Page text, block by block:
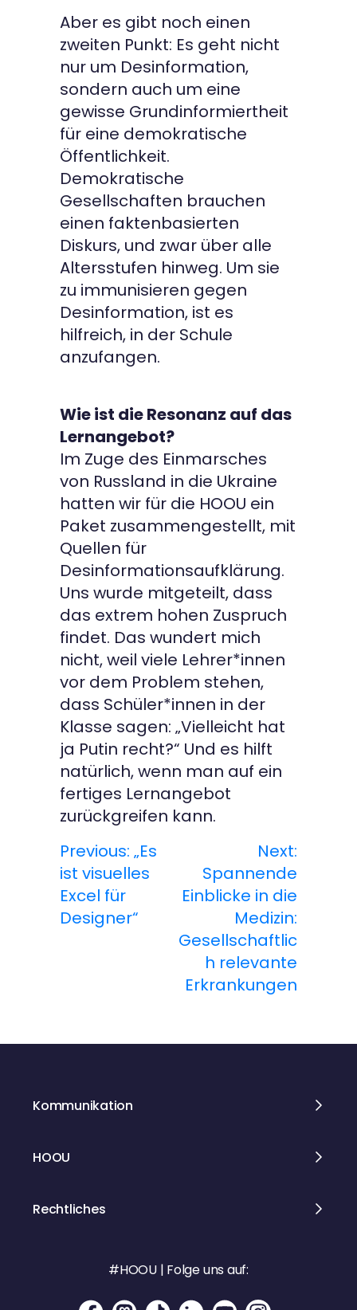
Aber es gibt noch einen
zweiten Punkt: Es geht nicht
nur um Desinformation,
sondern auch um eine
gewisse Grundinformiertheit
für eine demokratische
Öffentlichkeit.
Demokratische
Gesellschaften brauchen
einen faktenbasierten
Diskurs, und zwar über alle
Altersstufen hinweg. Um sie
zu immunisieren gegen
Desinformation, ist es
hilfreich, in der Schule
anzufangen.
Wie ist die Resonanz auf das
Lernangebot?
Im Zuge des Einmarsches
von Russland in die Ukraine
hatten wir für die HOOU ein
Paket zusammengestellt, mit
Quellen für
Desinformationsaufklärung.
Uns wurde mitgeteilt, dass
das extrem hohen Zuspruch
findet. Das wundert mich
nicht, weil viele Lehrer*innen
vor dem Problem stehen,
dass Schüler*innen in der
Klasse sagen: „Vielleicht hat
ja Putin recht?“ Und es hilft
natürlich, wenn man auf ein
fertiges Lernangebot
zurückgreifen kann.
B
e
i
s
v
Previous: „Es
ist visuelles
Excel für
Designer“
Next:
Spannende
Einblicke in die
Medizin:
Gesellschaftlic
h relevante
Erkrankungen
Kommunikation
HOOU
Rechtliches
#HOOU | Folge uns auf: